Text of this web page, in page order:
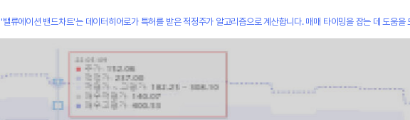
'밸류에이션 밴드차트'는 데이터히어로가 특허를 받은 적정주가 알고리즘으로 계산합니다. 매매 타이밍을 잡는 데 도움을